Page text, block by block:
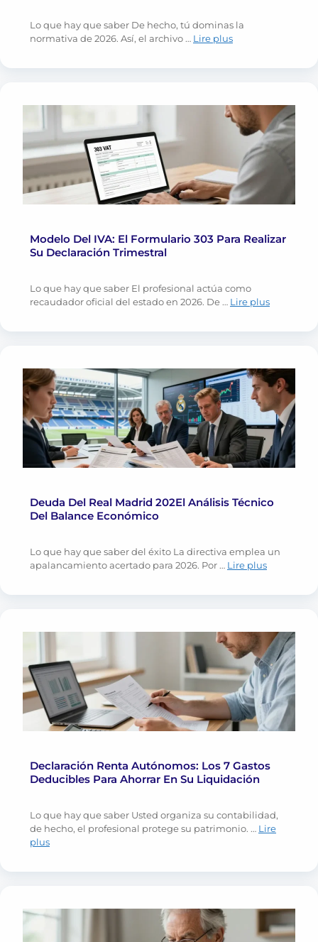
Lo que hay que saber De hecho, tú dominas la
normativa de 2026. Así, el archivo … Lire plus
Modelo Del IVA: El Formulario 303 Para Realizar
Su Declaración Trimestral
Lo que hay que saber El profesional actúa como
recaudador oficial del estado en 2026. De … Lire plus
Deuda Del Real Madrid 202El Análisis Técnico
Del Balance Económico
Lo que hay que saber del éxito La directiva emplea un
apalancamiento acertado para 2026. Por … Lire plus
Declaración Renta Autónomos: Los 7 Gastos
Deducibles Para Ahorrar En Su Liquidación
Lo que hay que saber Usted organiza su contabilidad,
de hecho, el profesional protege su patrimonio. … Lire
plus